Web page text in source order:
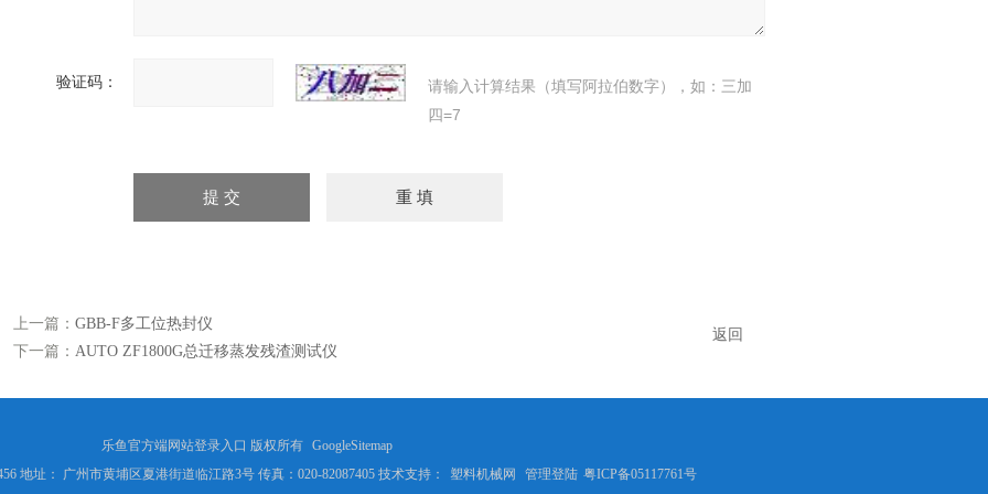
验证码：
请输入计算结果（填写阿拉伯数字），如：三加
四=7
上一篇： GBB-F多工位热封仪
下一篇： AUTO ZF1800G总迁移蒸发残渣测试仪
返回
乐鱼官方端网站登录入口 版权所有 GoogleSitemap
地址： 广州市黄埔区夏港街道临江路3号 传真：020-82087405 技术支持：
塑料机械网 管理登陆 粤ICP备05117761号